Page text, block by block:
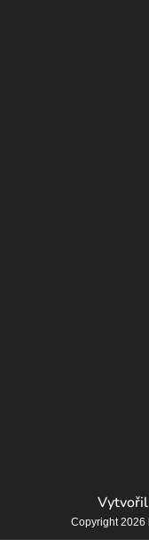
Vytvořil
Copyright 2026